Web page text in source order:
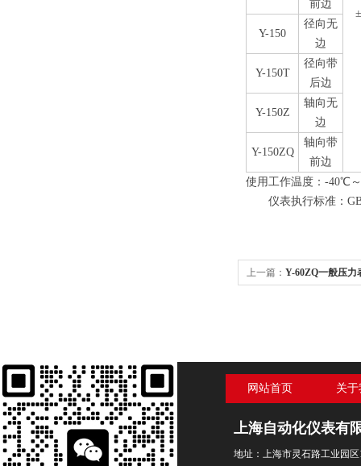
前边
Y-150
径向无
边
Y-150T
径向带
后边
Y-150Z
轴向无
边
Y-150ZQ
轴向带
前边
使用工作温度：-40℃
仪表执行标准：
上一篇： Y-60ZQ一般压力
网站首页 关
上海自动化仪表有
地址：上海市灵石路工业园区